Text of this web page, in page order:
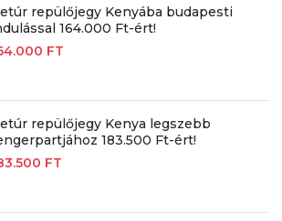
repülőjegy Kenyába budapesti
164.000 Ft-ért!
FT
repülőjegy Kenya legszebb
183.500 Ft-ért!
FT